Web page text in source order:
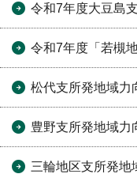
令和7年度大豆島
令和7年度「若槻
松代支所発地域力
豊野支所発地域力
三輪地区支所発地